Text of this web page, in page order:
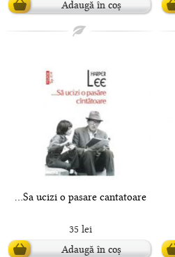
Adaugă în coș
...Sa ucizi o pasare cantatoare
35 lei
Adaugă în coș